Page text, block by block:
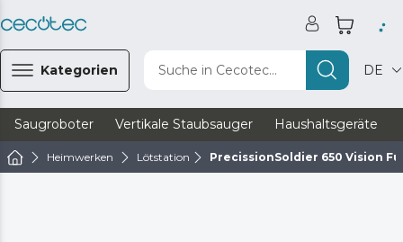
Kategorien Suche in Cecotec... DE
Saugroboter Vertikale Staubsauger Haushaltsgeräte
Heimwerken Lötstation PrecissionSoldier 650 Vision